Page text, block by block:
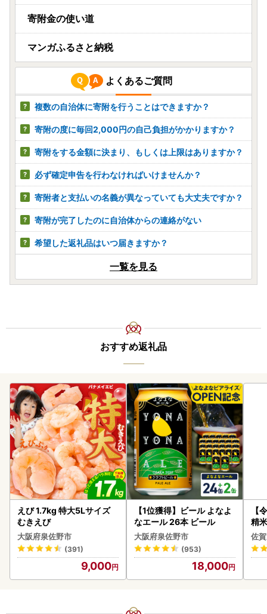
寄附金の使い道
マンガふるさと納税
よくあるご質問
複数の自治体に寄附を行うことはできますか？
寄附の度に毎回2,000円の自己負担がかかりますか？
寄附をする金額に決まり、もしくは上限はありますか？
必ず確定申告を行わなければいけませんか？
寄附者と支払いの名義が異なっていても大丈夫ですか？
寄附が完了したのに自治体からの連絡がない
希望した返礼品はいつ届きますか？
一覧を見る
おすすめ返礼品
えび 1.7kg 特大5Lサイズ
むきえび
大阪府泉佐野市
(391)
9,000
【1位獲得】ビール よなよ
なエール 26本 ビール
大阪府泉佐野市
(953)
18,000
【
精
佐